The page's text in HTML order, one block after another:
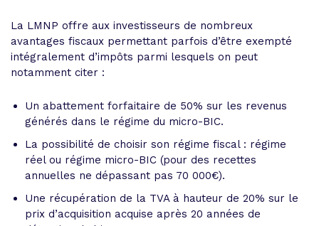
La LMNP offre aux investisseurs de nombreux
avantages fiscaux permettant parfois d’être exempté
intégralement d’impôts parmi lesquels on peut
notamment citer :
Un abattement forfaitaire de 50% sur les revenus
générés dans le régime du micro-BIC.
La possibilité de choisir son régime fiscal : régime
réel ou régime micro-BIC (pour des recettes
annuelles ne dépassant pas 70 000€).
Une récupération de la TVA à hauteur de 20% sur le
prix d’acquisition acquise après 20 années de